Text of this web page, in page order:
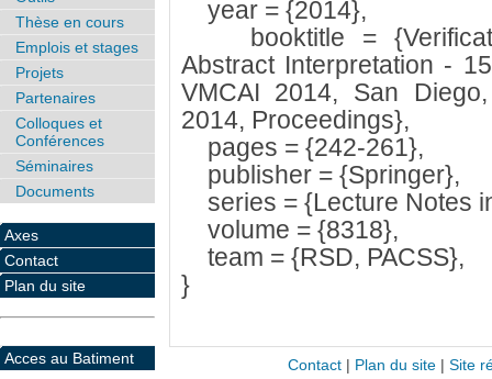
year = {2014},
booktitle =
Abstract Interpretation -
VMCAI 2014, San
2014, Proceedings},
pages = {242-261},
publisher = {Springer},
series = {Lecture Notes
volume = {8318},
team = {RSD, PACSS},
}
Thèse en cours
Emplois et stages
Projets
Partenaires
Colloques et
Conférences
Séminaires
Documents
Axes
Contact
Plan du site
Acces au Batiment Contact| Plan du site| Site